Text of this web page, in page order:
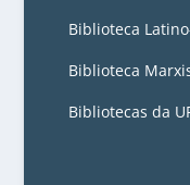
Biblioteca
Biblioteca
Bibliotecas da